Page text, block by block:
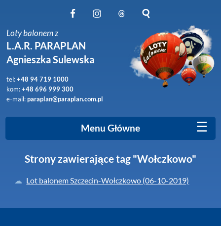
Obserwuj nas na Instagram
Obserwuj nas na Threads
Szukaj na stronie
Loty balonem z
L.A.R. PARAPLAN
Agnieszka Sulewska
tel:+48 94 719 1000
kom:+48 696 999 300
e-mail:paraplan@paraplan.com.pl
Menu Główne ☰
Strony zawierające tag "Wołczkowo"
Lot balonem Szczecin-Wołczkowo (06-10-2019)